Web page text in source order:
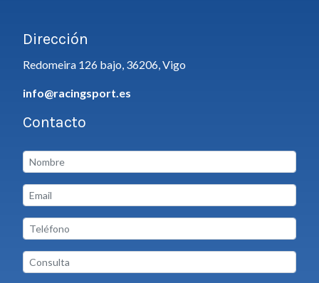
Dirección
Redomeira 126 bajo, 36206, Vigo
info@racingsport.es
Contacto